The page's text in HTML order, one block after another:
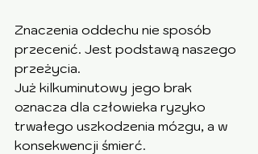
Znaczenia oddechu nie sposób
przecenić. Jest podstawą naszego
przeżycia.
Już kilkuminutowy jego brak
oznacza dla człowieka ryzyko
trwałego uszkodzenia mózgu, a w
konsekwencji śmierć.